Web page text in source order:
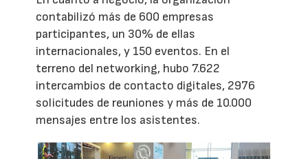
contabilizó más de 600 empresas
participantes, un 30% de ellas
internacionales, y 150 eventos. En el
terreno del networking, hubo 7.622
intercambios de contacto digitales, 2976
solicitudes de reuniones y más de 10.000
mensajes entre los asistentes.